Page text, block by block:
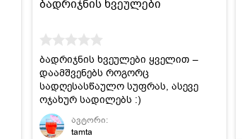
ბადრიჯნის ხვეულები
ბადრიჯნის ხვეულები ყველით –
დაამშვენებს როგორც
სადღესასწაულო სუფრას, ასევე
ოჯახურ სადილებს :)
ავტორი:
tamta